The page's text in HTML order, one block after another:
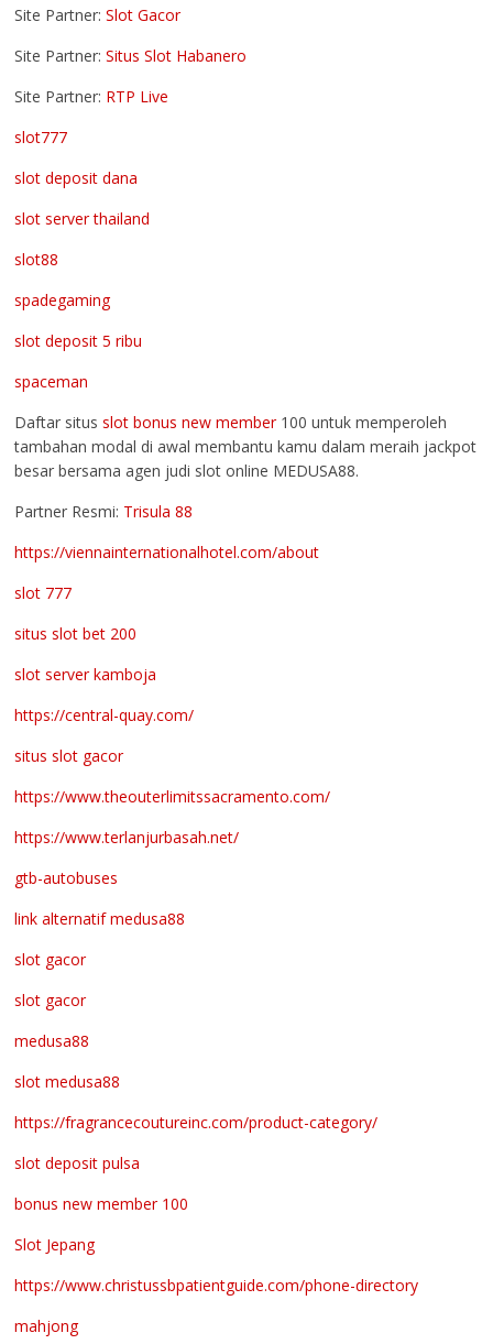
Site Partner:Slot Gacor
Site Partner:Situs Slot Habanero
Site Partner: RTP Live
slot777
slot deposit dana
slot server thailand
slot88
spadegaming
slot deposit 5 ribu
spaceman
Daftar situsslot bonus new member100 untuk memperoleh
tambahan modal di awal membantu kamu dalam meraih jackpot
besar bersama agen judi slot online MEDUSA88.
Partner Resmi: Trisula 88
https://viennainternationalhotel.com/about
slot 777
situs slot bet 200
slot server kamboja
https://central-quay.com/
situs slot gacor
https://www.theouterlimitssacramento.com/
https://www.terlanjurbasah.net/
gtb-autobuses
link alternatif medusa88
slot gacor
slot gacor
medusa88
slot medusa88
https://fragrancecoutureinc.com/product-category/
slot deposit pulsa
bonus new member 100
Slot Jepang
https://www.christussbpatientguide.com/phone-directory
mahjong